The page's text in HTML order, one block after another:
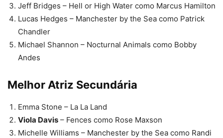
Jeff Bridges – Hell or High Water como Marcus Hamilton
Lucas Hedges – Manchester by the Sea como Patrick
Chandler
Michael Shannon – Nocturnal Animals como Bobby
Andes
Melhor Atriz Secundária
Emma Stone – La La Land
Viola Davis – Fences como Rose Maxson
Michelle Williams – Manchester by the Sea como Randi